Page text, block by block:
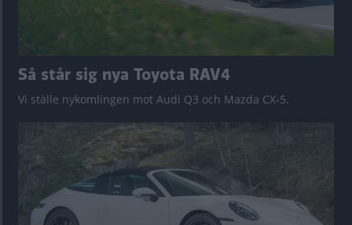
Så står sig nya Toyota RAV4
Vi ställe nykomlingen mot Audi Q3 och Mazda CX-5.